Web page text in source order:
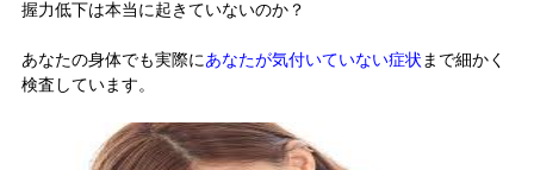
握力低下は本当に起きていないのか？
あなたの身体でも実際にあなたが気付いていない症状 まで細かく
検査しています。